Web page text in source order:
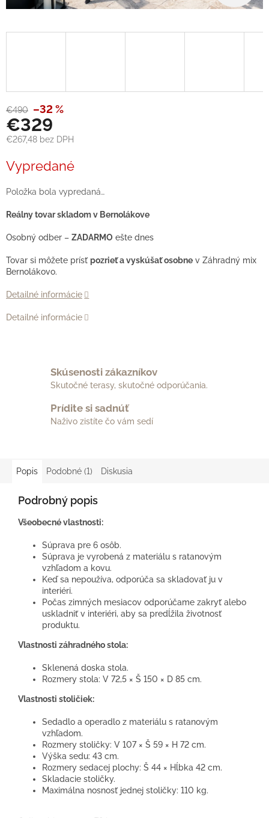
€490 –32 %
€329
€267,48 bez DPH
cena:
Vypredané
Položka bola vypredaná…
Reálny tovar skladom v Bernolákove
Osobný odber – ZADARMO ešte dnes
Tovar si môžete prísťpozrieť a vyskúšať osobne v Záhradný mix
Bernolákovo.
Detailné informácie
Detailné informácie
Skúsenosti zákazníkov
Skutočné terasy, skutočné odporúčania.
Prídite si sadnúť
Naživo zistíte čo vám sedí
Popis Podobné (1) Diskusia
Podrobný popis
Všeobecné vlastnosti:
Súprava pre 6 osôb.
Súprava je vyrobená z materiálu s ratanovým
vzhľadom a kovu.
Keď sa nepoužíva, odporúča sa skladovať ju v
interiéri.
Počas zimných mesiacov odporúčame zakryť alebo
uskladniť v interiéri, aby sa predĺžila životnosť
produktu.
Vlastnosti záhradného stola:
Sklenená doska stola.
Rozmery stola: V 72,5 × Š 150 × D 85 cm.
Vlastnosti stoličiek:
Sedadlo a operadlo z materiálu s ratanovým
vzhľadom.
Rozmery stoličky: V 107 × Š 59 × H 72 cm.
Výška sedu: 43 cm.
Rozmery sedacej plochy: Š 44 × Hĺbka 42 cm.
Skladacie stoličky.
Maximálna nosnosť jednej stoličky: 110 kg.